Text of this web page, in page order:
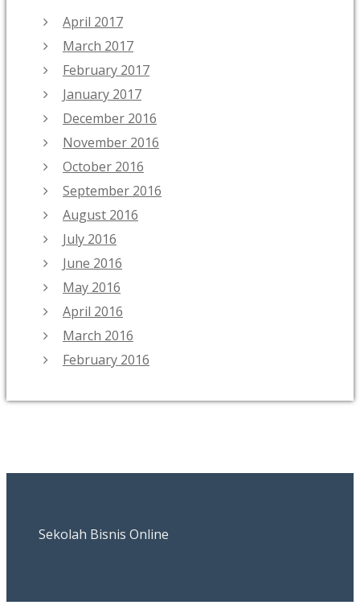
April 2017
March 2017
February 2017
January 2017
December 2016
November 2016
October 2016
September 2016
August 2016
July 2016
June 2016
May 2016
April 2016
March 2016
February 2016
Sekolah Bisnis Online